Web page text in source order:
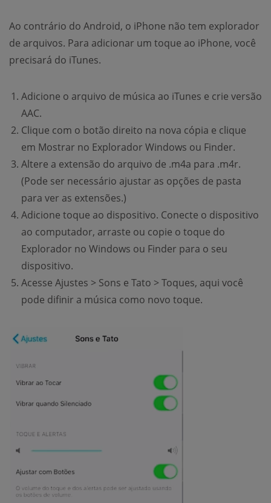
Ao contrário do Android, o iPhone não tem explorador
de arquivos. Para adicionar um toque ao iPhone, você
precisará do iTunes.
Adicione o arquivo de música ao iTunes e crie versão
AAC.
Clique com o botão direito na nova cópia e clique
em Mostrar no Explorador Windows ou Finder.
Altere a extensão do arquivo de .m4a para .m4r.
(Pode ser necessário ajustar as opções de pasta
para ver as extensões.)
Adicione toque ao dispositivo. Conecte o dispositivo
ao computador, arraste ou copie o toque do
Explorador no Windows ou Finder para o seu
dispositivo.
Acesse Ajustes > Sons e Tato > Toques, aqui você
pode difinir a música como novo toque.